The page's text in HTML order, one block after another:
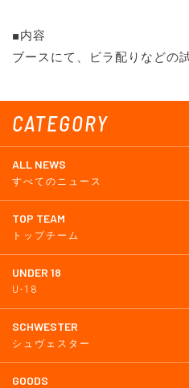
CATEGORY
ALL NEWS
すべてのニュース
TOP TEAM
トップチーム
UNDER 18
U-18
SCHWESTER
シュヴェスター
GOODS
■内容
ブースにて、ビラ配りなどの